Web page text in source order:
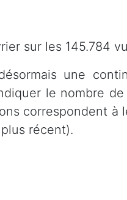
sur les 145.784
une
le nombre
correspondent
récent).